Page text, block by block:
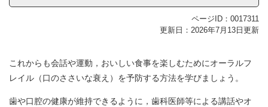
ページID：0017311
更新日：2026年7月13日更新
これからも会話や運動，おいしい食事を楽しむためにオーラルフ
レイル（口のささいな衰え）を予防する方法を学びましょう。
歯や口腔の健康が維持できるように，歯科医師等による講話やオ